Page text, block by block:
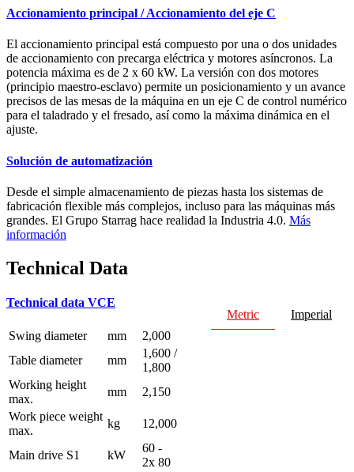
Accionamiento principal / Accionamiento del eje C
El accionamiento principal está compuesto por una o dos unidades
de accionamiento con precarga eléctrica y motores asíncronos. La
potencia máxima es de 2 x 60 kW. La versión con dos motores
(principio maestro-esclavo) permite un posicionamiento y un avance
precisos de las mesas de la máquina en un eje C de control numérico
para el taladrado y el fresado, así como la máxima dinámica en el
ajuste.
Solución de automatización
Desde el simple almacenamiento de piezas hasta los sistemas de
fabricación flexible más complejos, incluso para las máquinas más
grandes. El Grupo Starrag hace realidad la Industria 4.0. Más
información
Technical Data
Metric Imperial
Technical data VCE
Swing diameter mm
2,000
Table diameter
mm
1,600 /
1,800
Working height
max.
mm
2,150
Work piece weight
max.
kg 12,000
Main drive S1 kW
60 -
2x 80